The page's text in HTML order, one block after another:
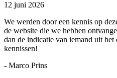
12 juni 2026
We werden door een kennis op
de website die we hebben
dan de indicatie van iemand uit
kennissen!
- Marco Prins